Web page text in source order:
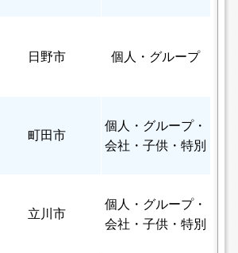
日野市 個人 ・グループ
町田市
個人
・グループ・
会社・子供・特別
立川市
個人
・グループ・
会社・子供・特別